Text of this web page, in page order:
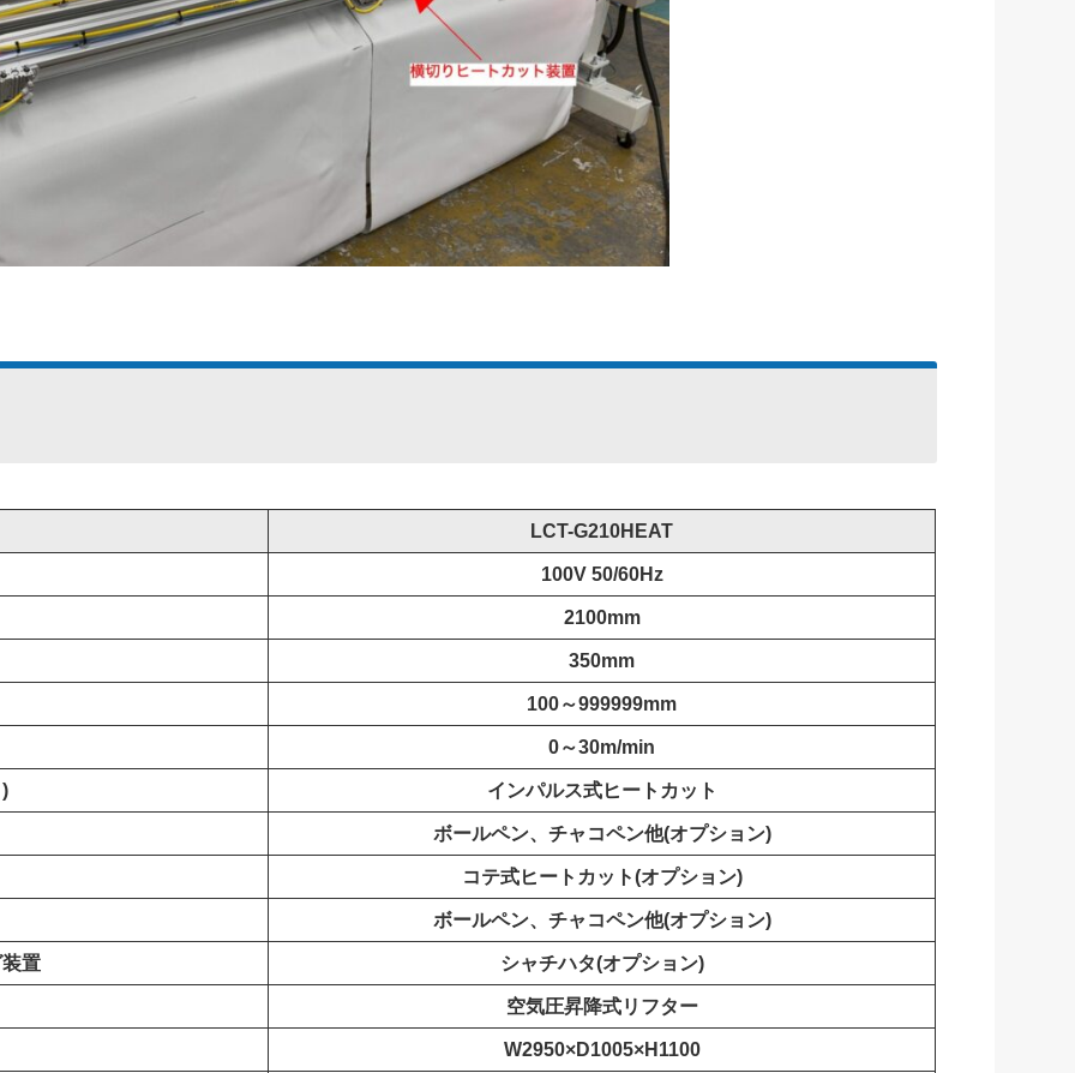
LCT-G210HEAT
100V 50/60Hz
2100mm
350mm
100～999999mm
0～30m/min
インパルス式ヒートカット
ボールペン、チャコペン他(オプション)
コテ式ヒートカット(オプション)
ボールペン、チャコペン他(オプション)
置 シャチハタ(オプション)
空気圧昇降式リフター
W2950×D1005×H1100